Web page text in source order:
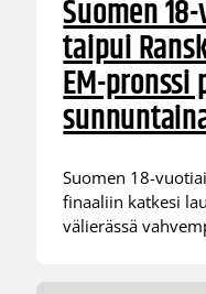
Suomen
taipui
EM-pronssi
Suomen 18-
finaaliin katkesi
välierässä